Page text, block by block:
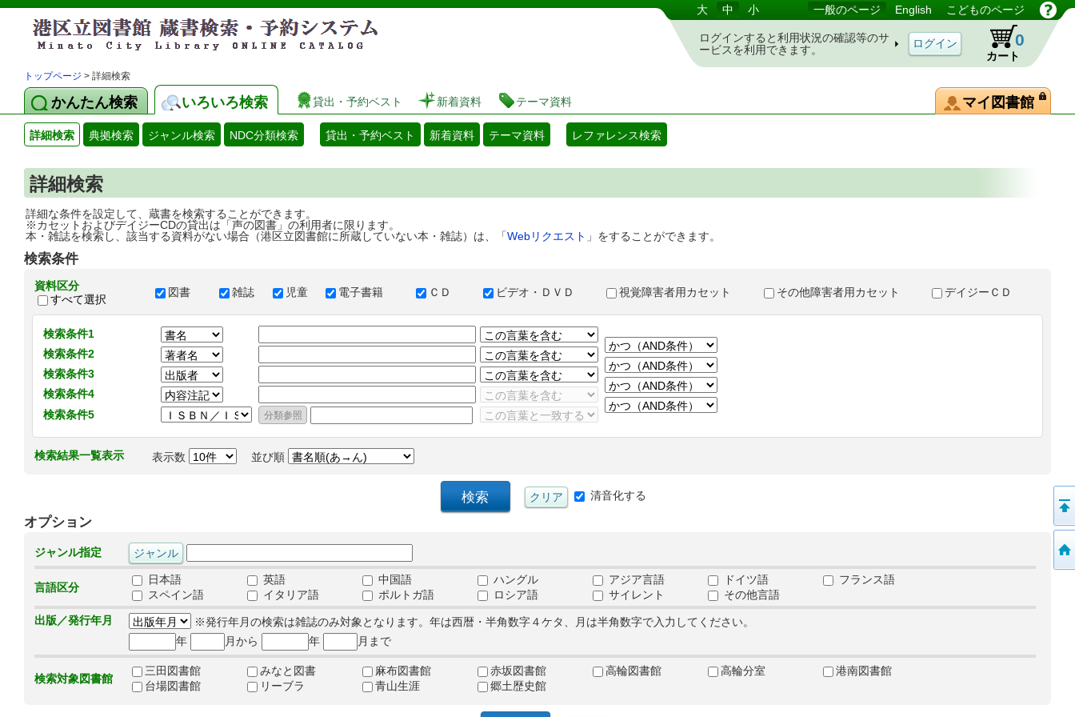
港区立図書館 蔵書検索・予約システム 大 中 小 一般のページ English こどものページ
ログインすると利用状況の確認等のサ
ービスを利用できます。
カート
0
トップページ > 詳細検索
かんたん検索 いろいろ検索 貸出・予約ベスト 新着資料 テーマ資料 マイ図書館
詳細検索 典拠検索 ジャンル検索 NDC分類検索 貸出・予約ベスト 新着資料 テーマ資料 レファレンス検索
詳細検索
詳細な条件を設定して、蔵書を検索することができます。
※カセットおよびデイジーCDの貸出は「声の図書」の利用者に限ります。
本・雑誌を検索し、該当する資料がない場合（港区立図書館に所蔵していない本・雑誌）は、「Webリクエスト 」をすることができます。
検索条件
資料区分
すべて選択
図書 雑誌 児童 電子書籍 ＣＤ ビデオ・ＤＶＤ 視覚障害者用カセット その他障害者用カセット デイジーＣＤ
検索条件1
検索条件2
検索条件3
検索条件4
検索条件5
検索結果一覧表示 表示数 並び順
清音化する
オプション
ジャンル指定
言語区分
日本語 英語 中国語 ハングル アジア言語 ドイツ語
フランス語
スペイン語
イタリア語 ポルトガ語 ロシア語 サイレント
その他言語
出版／発行年月
※発行年月の検索は雑誌のみ対象となります。年は西暦・半角数字４ケタ、月は半角数字で入力してください。
年
月から 年 月まで
検索対象図書館
三田図書館 みなと図書 麻布図書館 赤坂図書館 高輪図書館 高輪分室
港南図書館
台場図書館
リーブラ 青山生涯 郷土歴史館